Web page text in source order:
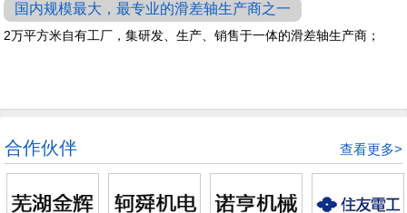
国内规模最大，最专业的滑差轴生产商之一
2万平方米自有工厂，集研发、生产、销售于一体的滑差轴生产商；
合作伙伴 查看更多>